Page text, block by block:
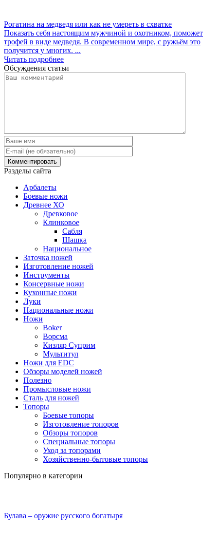
Рогатина на медведя или как не умереть в схватке
Показать себя настоящим мужчиной и охотником, поможет
трофей в виде медведя. В современном мире, с ружьём это
получится у многих. ...
Читать подробнее
Обсуждения статьи
Разделы сайта
Арбалеты
Боевые ножи
Древнее ХО
Древковое
Клинковое
Сабля
Шашка
Национальное
Заточка ножей
Изготовление ножей
Инструменты
Консервные ножи
Кухонные ножи
Луки
Национальные ножи
Ножи
Boker
Ворсма
Кизляр Суприм
Мультитул
Ножи для EDC
Обзоры моделей ножей
Полезно
Промысловые ножи
Сталь для ножей
Топоры
Боевые топоры
Изготовление топоров
Обзоры топоров
Специальные топоры
Уход за топорами
Хозяйственно-бытовые топоры
Популярно в категории
Булава – оружие русского богатыря